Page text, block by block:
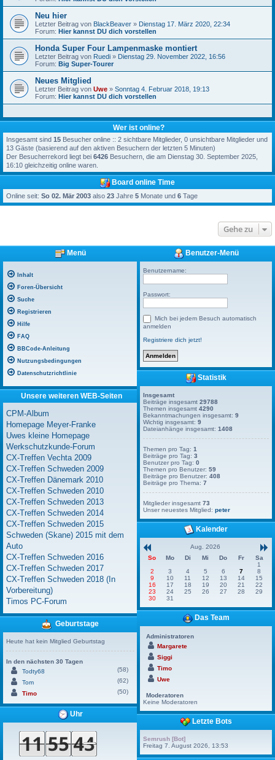
Neu hier
Letzter Beitrag von BlackBeaver » Dienstag 17. März 2020, 22:34
Forum: Hier kannst DU dich vorstellen
Honda Super Four Lampenmaske montiert
Letzter Beitrag von Ruedi » Dienstag 29. November 2022, 16:56
Forum: Big Super-Tourer
Neues Mitglied
Letzter Beitrag von Uwe » Sonntag 4. Februar 2018, 19:13
Forum: Hier kannst DU dich vorstellen
Wer ist online?
Insgesamt sind 15 Besucher online :: 2 sichtbare Mitglieder, 0 unsichtbare Mitglieder und
13 Gäste (basierend auf den aktiven Besuchern der letzten 5 Minuten)
Der Besucherrekord liegt bei 6426 Besuchern, die am Dienstag 30. September 2025,
16:10 gleichzeitig online waren.
Board online Time
Online seit: So 02. Mär 2003 also 23 Jahre 5 Monate und 6 Tage
Gehe zu
Menü
Inhalt
Foren-Übersicht
Suche
Registrieren
Hilfe
FAQ
BBCode-Anleitung
Nutzungsbedingungen
Datenschutzrichtlinie
Unsere weiteren WEB-Seiten
CPM-Album
Homepage Meyer-Franke
Uwes kleine Homepage
Werkschutzkunde-Forum
CX-Treffen Vechta 2009
CX-Treffen Schweden 2009
CX-Treffen Dänemark 2010
CX-Treffen Schweden 2010
CX-Treffen Schweden 2013
CX-Treffen Schweden 2014
CX-Treffen Schweden 2015
Schweden (Skane) 2015 mit dem
Auto
CX-Treffen Schweden 2016
CX-Treffen Schweden 2017
CX-Treffen Schweden 2018 (In
Vorbereitung)
Timos PC-Forum
Geburtstage
Heute hat kein Mitglied Geburtstag
In den nächsten 30 Tagen
Todty68
(58)
Tom
(62)
Timo
(50)
Uhr
Benutzer-Menü
Benutzername:
Passwort:
Mich bei jedem Besuch automatisch
anmelden
Registriere dich jetzt!
Statistik
Insgesamt
Beiträge insgesamt29788
Themen insgesamt4290
Bekanntmachungen insgesamt:9
Wichtig insgesamt:9
Dateianhänge insgesamt:1408
Themen pro Tag:1
Beiträge pro Tag:3
Benutzer pro Tag:0
Themen pro Benutzer:59
Beiträge pro Benutzer:408
Beiträge pro Thema:7
Mitglieder insgesamt73
Unser neuestes Mitglied:peter
Kalender
Aug. 2026
So
Mo Di Mi Do Fr
Sa
1
2
3 4 5 6 7
8
9
10 11 12 13 14
15
16
17 18 19 20 21
22
23
24 25 26 27 28
29
30
31
Das Team
Administratoren
Margarete
Siggi
Timo
Uwe
Moderatoren
Keine Moderatoren
Letzte Bots
Semrush [Bot]
Freitag 7. August 2026, 13:53